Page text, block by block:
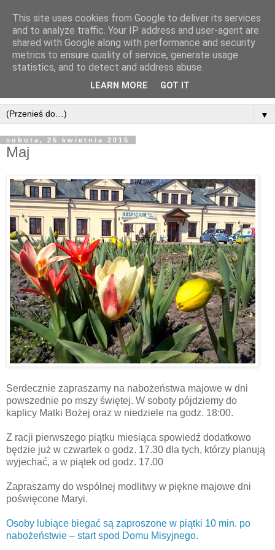
Dom Misyjny Świętego
Ducha k/Zamościa
Łabuńki Pierwsze 1, 22-437 Łabunie, telefon.: 516795607
▼
sobota, 25 kwietnia 2015
Maj
Serdecznie zapraszamy na nabożeństwa majowe w dni
powszednie po mszy świętej. W soboty pójdziemy do
kaplicy Matki Bożej oraz w niedziele na godz. 18:00.
Z racji pierwszego piątku miesiąca spowiedź dodatkowo
będzie już w czwartek o godz. 17.30 dla tych, którzy planują
wyjechać, a w piątek od godz. 17.00
Zapraszamy do wspólnej modlitwy w piękne majowe dni
poświęcone Maryi.
Osoby lubiące biegać są zaproszone w piątki 10 min. po
nabożeństwie – start spod Domu Misyjnego.
This site uses cookies from Google to deliver its services
and to analyze traffic. Your IP address and user-agent are
shared with Google along with performance and security
metrics to ensure quality of service, generate usage
statistics, and to detect and address abuse.
LEARN MORE GOT IT